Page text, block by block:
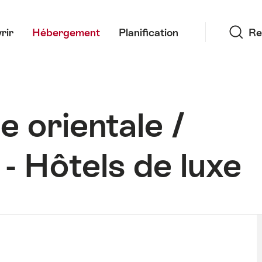
Hébergement Planification
orientale /
Hôtels de luxe